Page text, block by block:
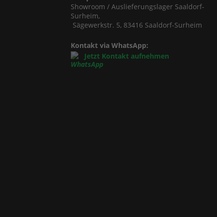
Showroom / Auslieferungslager Saaldorf-
Surheim,
Sägewerkstr. 5, 83416 Saaldorf-Surheim
Kontakt via WhatsApp:
Jetzt Kontakt aufnehmen